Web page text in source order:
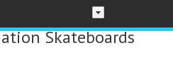
Skateboards